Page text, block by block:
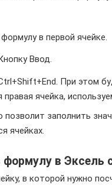
в первой ячейке.
Ввод.
При этом
правая ячейка,
позволит заполнить
ячейках.
формулу в Эксель
в которой нужно